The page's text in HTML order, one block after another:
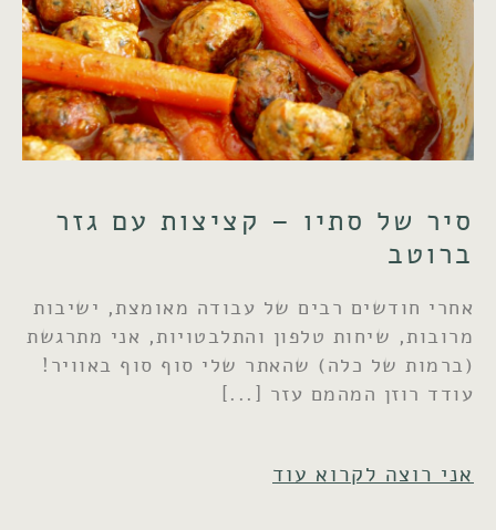
סיר של סתיו – קציצות עם גזר
ברוטב
אחרי חודשים רבים של עבודה מאומצת, ישיבות
מרובות, שיחות טלפון והתלבטויות, אני מתרגשת
(ברמות של כלה) שהאתר שלי סוף סוף באוויר!
עודד רוזן המהמם עזר
אני רוצה לקרוא עוד